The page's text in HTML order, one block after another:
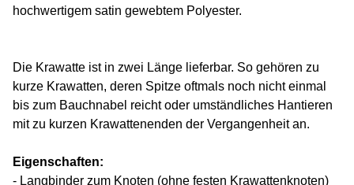
hochwertigem satin gewebtem Polyester.
Die Krawatte ist in zwei Länge lieferbar. So gehören zu
kurze Krawatten, deren Spitze oftmals noch nicht einmal
bis zum Bauchnabel reicht oder umständliches Hantieren
mit zu kurzen Krawattenenden der Vergangenheit an.
Eigenschaften:
- Langbinder zum Knoten (ohne festen Krawattenknoten)